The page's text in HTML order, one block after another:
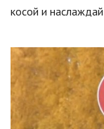
косой и